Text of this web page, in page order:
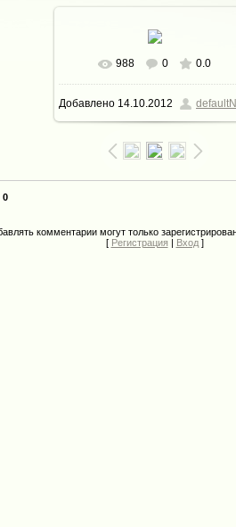
В реальном размере
1275x1976/ 605.1Kb
988 0 0.0
Добавлено 14.10.2012
0
комментарии могут только
[ Регистрация | Вход]